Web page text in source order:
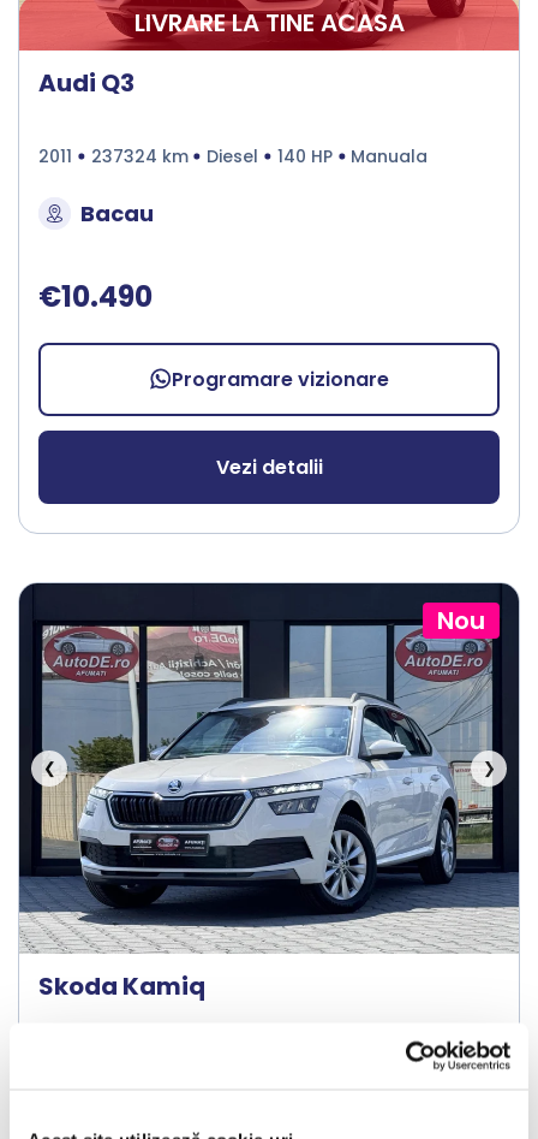
LIVRARE LA TINE ACASA
Audi Q3
2011 237324 km Diesel 140 HP Manuala
Bacau
€10.490
Programare vizionare
Vezi detalii
Nou
❮ ❯
Skoda Kamiq
Manuala